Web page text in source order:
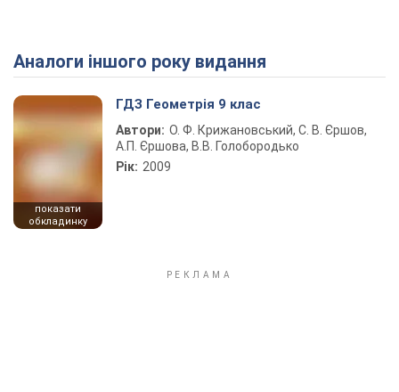
Play Video
Аналоги іншого року видання
показати
обкладинку
ГДЗ Геометрія 9 клас
Автори: О. Ф. Крижановський, С. В. Єршов,
А.П. Єршова, В.В. Голобородько
Рік: 2009